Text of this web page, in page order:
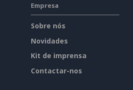
Empresa
Sobre nós
Novidades
Kit de imprensa
Contactar-nos